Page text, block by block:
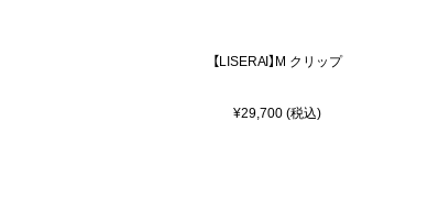
【LISERAI】M クリップ
¥29,700 (税込)